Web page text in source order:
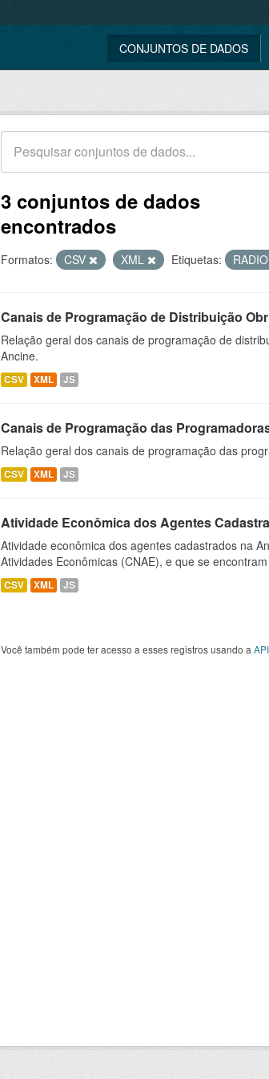
CONJUNTOS DE DADOS
3 conjuntos de dados
encontrados
Formatos: CSV XML Etiquetas:
Canais de Programação de Distribuição
Relação geral dos canais de programação de
Ancine.
CSV XML JS
Canais de Programação das
Relação geral dos canais de programação das
CSV XML JS
Atividade Econômica dos Agentes
Atividade econômica dos agentes cadastrados na
Atividades Econômicas (CNAE), e que se
CSV XML JS
Você também pode ter acesso a esses registros usando a API